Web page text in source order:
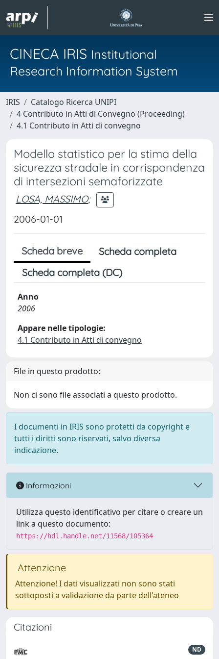
CINECA IRIS Institutional
Research Information System
IRIS
Catalogo Ricerca UNIPI
4 Contributo in Atti di Convegno (Proceeding)
4.1 Contributo in Atti di convegno
Modello statistico per la stima della
sicurezza stradale in corrispondenza
di intersezioni semaforizzate
LOSA, MASSIMO;
2006-01-01
Scheda breve
Scheda completa
Scheda completa (DC)
Anno
2006
Appare nelle tipologie:
4.1 Contributo in Atti di convegno
File in questo prodotto:
Non ci sono file associati a questo prodotto.
I documenti in IRIS sono protetti da copyright e
tutti i diritti sono riservati, salvo diversa
indicazione.
Informazioni
Utilizza questo identificativo per citare o creare un
link a questo documento:
https://hdl.handle.net/11568/105364
Attenzione
Attenzione! I dati visualizzati non sono stati
sottoposti a validazione da parte dell'ateneo
Citazioni
ND